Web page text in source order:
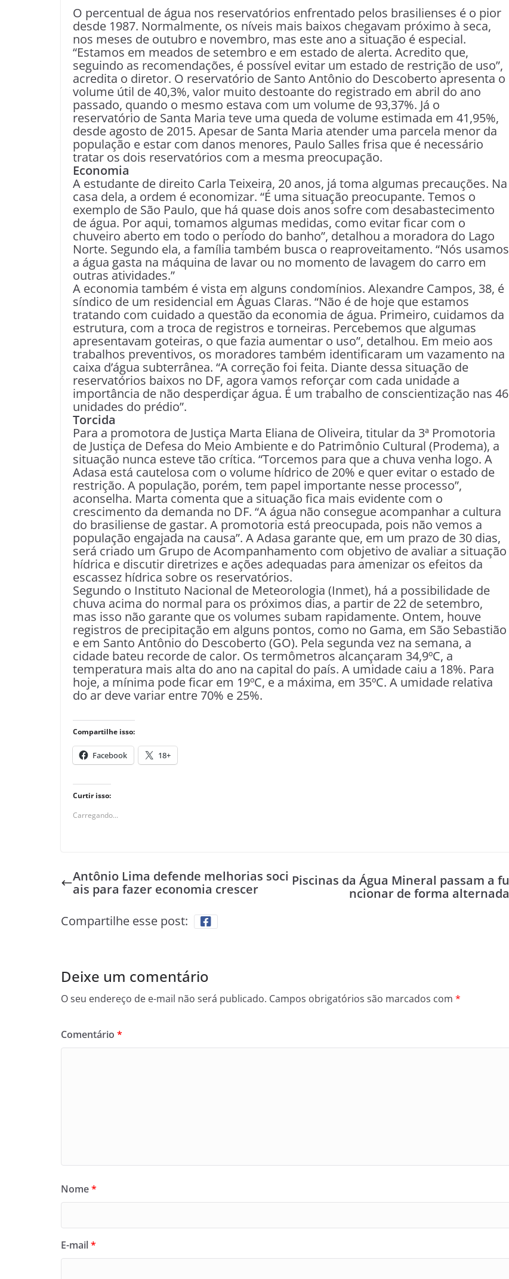
O percentual de água nos reservatórios enfrentado pelos brasilienses é o pior
desde 1987. Normalmente, os níveis mais baixos chegavam próximo à seca,
nos meses de outubro e novembro, mas este ano a situação é especial.
“Estamos em meados de setembro e em estado de alerta. Acredito que,
seguindo as recomendações, é possível evitar um estado de restrição de uso”,
acredita o diretor. O reservatório de Santo Antônio do Descoberto apresenta o
volume útil de 40,3%, valor muito destoante do registrado em abril do ano
passado, quando o mesmo estava com um volume de 93,37%. Já o
reservatório de Santa Maria teve uma queda de volume estimada em 41,95%,
desde agosto de 2015. Apesar de Santa Maria atender uma parcela menor da
população e estar com danos menores, Paulo Salles frisa que é necessário
tratar os dois reservatórios com a mesma preocupação.
Economia
A estudante de direito Carla Teixeira, 20 anos, já toma algumas precauções. Na
casa dela, a ordem é economizar. “É uma situação preocupante. Temos o
exemplo de São Paulo, que há quase dois anos sofre com desabastecimento
de água. Por aqui, tomamos algumas medidas, como evitar ficar com o
chuveiro aberto em todo o período do banho”, detalhou a moradora do Lago
Norte. Segundo ela, a família também busca o reaproveitamento. “Nós usamos
a água gasta na máquina de lavar ou no momento de lavagem do carro em
outras atividades.”
A economia também é vista em alguns condomínios. Alexandre Campos, 38, é
síndico de um residencial em Águas Claras. “Não é de hoje que estamos
tratando com cuidado a questão da economia de água. Primeiro, cuidamos da
estrutura, com a troca de registros e torneiras. Percebemos que algumas
apresentavam goteiras, o que fazia aumentar o uso”, detalhou. Em meio aos
trabalhos preventivos, os moradores também identificaram um vazamento na
caixa d’água subterrânea. “A correção foi feita. Diante dessa situação de
reservatórios baixos no DF, agora vamos reforçar com cada unidade a
importância de não desperdiçar água. É um trabalho de conscientização nas 46
unidades do prédio”.
Torcida
Para a promotora de Justiça Marta Eliana de Oliveira, titular da 3ª Promotoria
de Justiça de Defesa do Meio Ambiente e do Patrimônio Cultural (Prodema), a
situação nunca esteve tão crítica. “Torcemos para que a chuva venha logo. A
Adasa está cautelosa com o volume hídrico de 20% e quer evitar o estado de
restrição. A população, porém, tem papel importante nesse processo”,
aconselha. Marta comenta que a situação fica mais evidente com o
crescimento da demanda no DF. “A água não consegue acompanhar a cultura
do brasiliense de gastar. A promotoria está preocupada, pois não vemos a
população engajada na causa”. A Adasa garante que, em um prazo de 30 dias,
será criado um Grupo de Acompanhamento com objetivo de avaliar a situação
hídrica e discutir diretrizes e ações adequadas para amenizar os efeitos da
escassez hídrica sobre os reservatórios.
Segundo o Instituto Nacional de Meteorologia (Inmet), há a possibilidade de
chuva acima do normal para os próximos dias, a partir de 22 de setembro,
mas isso não garante que os volumes subam rapidamente. Ontem, houve
registros de precipitação em alguns pontos, como no Gama, em São Sebastião
e em Santo Antônio do Descoberto (GO). Pela segunda vez na semana, a
cidade bateu recorde de calor. Os termômetros alcançaram 34,9ºC, a
temperatura mais alta do ano na capital do país. A umidade caiu a 18%. Para
hoje, a mínima pode ficar em 19ºC, e a máxima, em 35ºC. A umidade relativa
do ar deve variar entre 70% e 25%.
Compartilhe isso:
Facebook 18+
Curtir isso:
Carregando...
Antônio Lima defende melhorias soci
ais para fazer economia crescer
Piscinas da Água Mineral passam a fu
ncionar de forma alternada
Compartilhe esse post:
Deixe um comentário
O seu endereço de e-mail não será publicado. Campos obrigatórios são marcados com *
Comentário *
Nome*
E-mail*